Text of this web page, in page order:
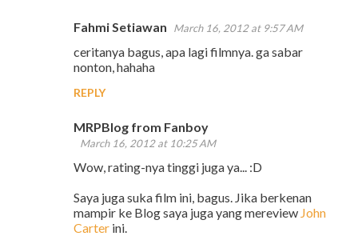
Fahmi Setiawan March 16, 2012 at 9:57 AM
ceritanya bagus, apa lagi filmnya. ga sabar
nonton, hahaha
REPLY
MRPBlog from Fanboy
March 16, 2012 at 10:25 AM
Wow, rating-nya tinggi juga ya... :D
Saya juga suka film ini, bagus. Jika berkenan
mampir ke Blog saya juga yang mereview John
Carter ini.